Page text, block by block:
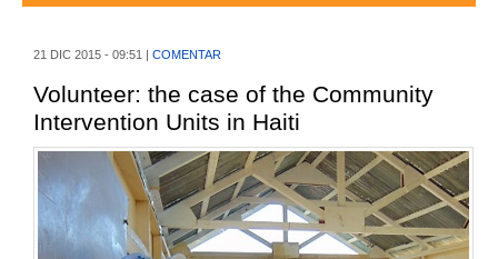
COLABORA
21 DIC 2015 - 09:51 | COMENTAR
Volunteer: the case of the Community
Intervention Units in Haiti